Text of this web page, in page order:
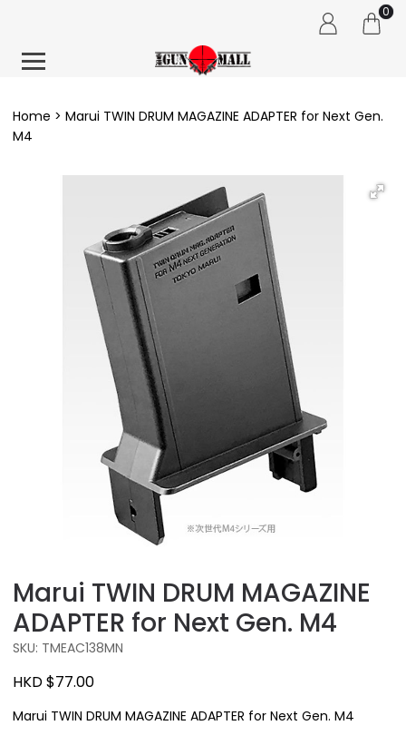
0
Home
Marui TWIN DRUM MAGAZINE ADAPTER for Next Gen.
M4
Marui TWIN DRUM MAGAZINE
ADAPTER for Next Gen. M4
SKU: TMEAC138MN
HKD $77.00
Marui TWIN DRUM MAGAZINE ADAPTER for Next Gen. M4